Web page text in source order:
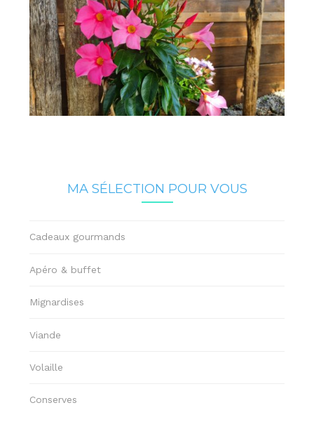
MA SÉLECTION POUR VOUS
Cadeaux gourmands
Apéro & buffet
Mignardises
Viande
Volaille
Conserves